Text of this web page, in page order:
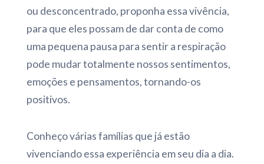
ou desconcentrado, proponha essa vivência,
para que eles possam de dar conta de como
uma pequena pausa para sentir a respiração
pode mudar totalmente nossos sentimentos,
emoções e pensamentos, tornando-os
positivos.
Conheço várias famílias que já estão
vivenciando essa experiência em seu dia a dia.